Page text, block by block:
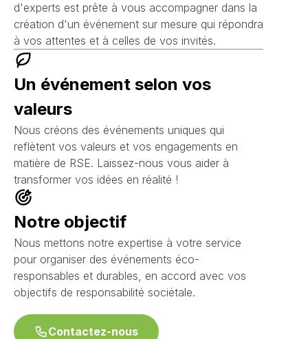
d'experts est prête à vous accompagner dans la
création d'un événement sur mesure qui répondra
à vos attentes et à celles de vos invités.
Un événement selon vos
valeurs
Nous créons des événements uniques qui
reflètent vos valeurs et vos engagements en
matière de RSE. Laissez-nous vous aider à
transformer vos idées en réalité !
Notre objectif
Nous mettons notre expertise à votre service
pour organiser des événements éco-
responsables et durables, en accord avec vos
objectifs de responsabilité sociétale.
Contactez-nous